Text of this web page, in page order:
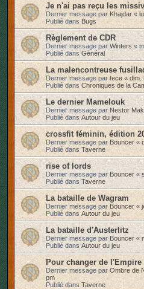
Je n'ai pas reçu les
Dernier message par Khajdar «
Publié dans Bugs
Règlement de CDR
Dernier message parWinters «
Publié dans Général
La malencontreuse
Dernier message par tece «dim.
Publié dans Chroniques de la
Le dernier Mamelouk
Dernier message parNestor
Publié dans Autour du jeu
crossfit féminin, édition
Dernier message par Bouncer«
Publié dans Taverne
rise of lords
Dernier message parBouncer «
Publié dans Taverne
La bataille de Wagram
Dernier message par Bouncer«
Publié dans Autour du jeu
La bataille d'Austerlitz
Dernier message parBouncer «
Publié dans Autour du jeu
Pour changer de l'Empire
Dernier message par Ombre de
pm
Publié dans Taverne